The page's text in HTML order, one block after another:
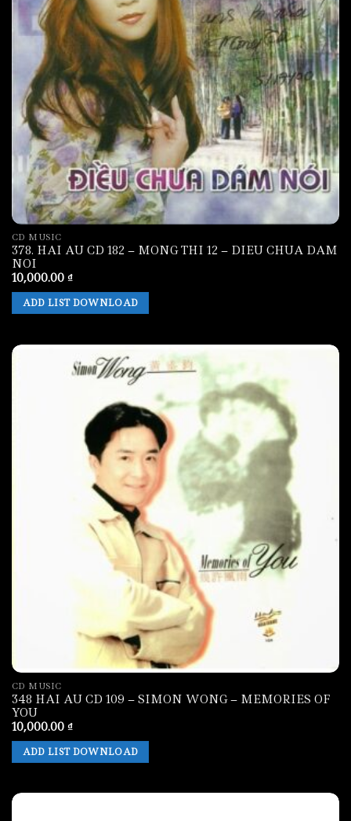
CD MUSIC
378. HAI AU CD 182 – MONG THI 12 – DIEU CHUA DAM
NOI
10,000.00 ₫
ADD LIST DOWNLOAD
CD MUSIC
348 HAI AU CD 109 – SIMON WONG – MEMORIES OF
YOU
10,000.00 ₫
ADD LIST DOWNLOAD